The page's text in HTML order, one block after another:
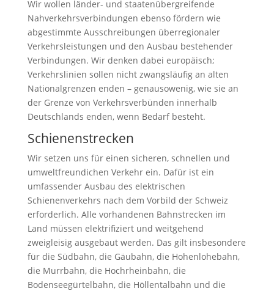
Wir wollen länder- und staatenübergreifende
Nahverkehrsverbindungen ebenso fördern wie
abgestimmte Ausschreibungen überregionaler
Verkehrsleistungen und den Ausbau bestehender
Verbindungen. Wir denken dabei europäisch;
Verkehrslinien sollen nicht zwangsläufig an alten
Nationalgrenzen enden – genausowenig, wie sie an
der Grenze von Verkehrsverbünden innerhalb
Deutschlands enden, wenn Bedarf besteht.
Schienenstrecken
Wir setzen uns für einen sicheren, schnellen und
umweltfreundichen Verkehr ein. Dafür ist ein
umfassender Ausbau des elektrischen
Schienenverkehrs nach dem Vorbild der Schweiz
erforderlich. Alle vorhandenen Bahnstrecken im
Land müssen elektrifiziert und weitgehend
zweigleisig ausgebaut werden. Das gilt insbesondere
für die Südbahn, die Gäubahn, die Hohenlohebahn,
die Murrbahn, die Hochrheinbahn, die
Bodenseegürtelbahn, die Höllentalbahn und die